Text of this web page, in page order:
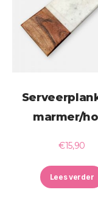
marmer/
€15,90
Lees verder